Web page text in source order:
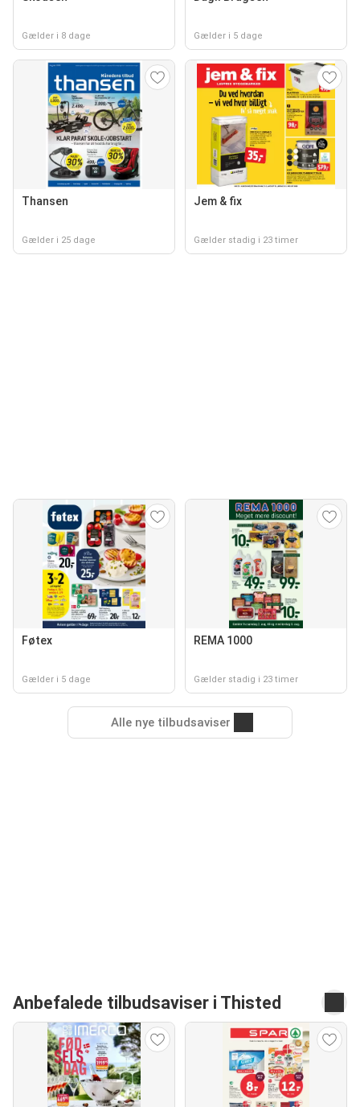
Gælder i 8 dage Gælder i 5 dage
Thansen
Gælder i 25 dage
Jem & fix
Gælder stadig i 23 timer
Føtex
Gælder i 5 dage
REMA 1000
Gælder stadig i 23 timer
Alle nye tilbudsaviser
Anbefalede tilbudsaviser i Thisted